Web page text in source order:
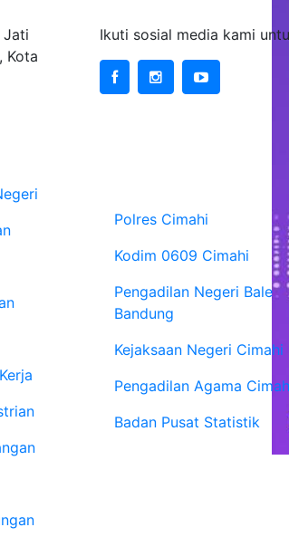
Jati
Kota
Ikuti sosial media kami
Polres Cimahi
Kodim 0609 Cimahi
Pengadilan Negeri Bale
Bandung
Kejaksaan Negeri Cimahi
Pengadilan Agama
Badan Pusat Statistik